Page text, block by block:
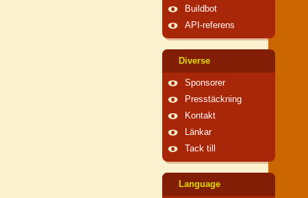
Buildbot
API-referens
Diverse
Sponsorer
Presstäckning
Kontakt
Länkar
Tack till
Language